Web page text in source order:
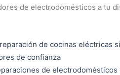
de electrodomésticos a tu
de cocinas eléctricas
de confianza
de